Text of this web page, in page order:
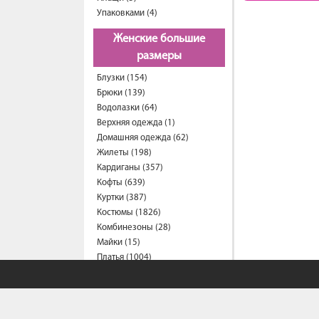
Упаковками (4)
Женские большие
размеры
Блузки (154)
Брюки (139)
Водолазки (64)
Верхняя одежда (1)
Домашняя одежда (62)
Жилеты (198)
Кардиганы (357)
Кофты (639)
Куртки (387)
Костюмы (1826)
Комбинезоны (28)
Майки (15)
Платья (1004)
Рубашки (287)